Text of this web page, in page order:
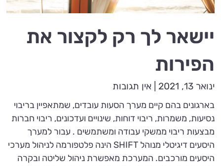
יישאר לך רק לקצור את
הפירות
ינואר 13, 2021 אין תגובות
בארגונים בהם קיים מערך הסעות עובדים, שמתאפיין בריבוי
נסיעות, משמרות, ריבוי דוחות, שינויים ועדכונים, ריבוי חברות
מבצעות ריבוי ממשקי עבודה ומשתמשים . עבור למערך
היסעים דיגיטלי מנוהל SHIFT הינה פלטפורמה לניהול מערכי
היסעים מורכבים. המערכת מאפשרת ניהול שליטה ובקרה